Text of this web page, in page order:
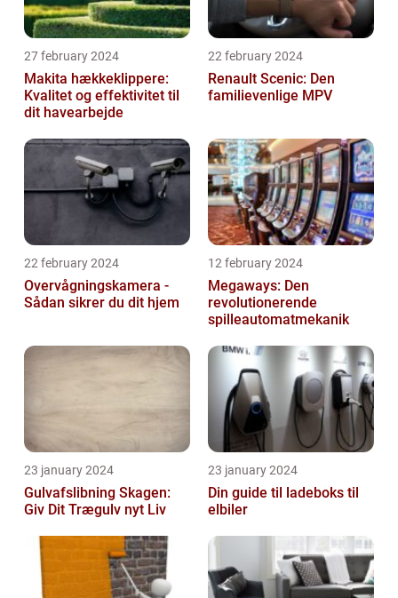
27 february 2024
Makita hækkeklippere:
Kvalitet og effektivitet til
dit havearbejde
22 february 2024
Renault Scenic: Den
familievenlige MPV
22 february 2024
Overvågningskamera -
Sådan sikrer du dit hjem
12 february 2024
Megaways: Den
revolutionerende
spilleautomatmekanik
23 january 2024
Gulvafslibning Skagen:
Giv Dit Trægulv nyt Liv
23 january 2024
Din guide til ladeboks til
elbiler